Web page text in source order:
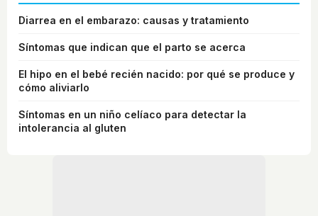
Diarrea en el embarazo: causas y tratamiento
Síntomas que indican que el parto se acerca
El hipo en el bebé recién nacido: por qué se produce y
cómo aliviarlo
Síntomas en un niño celíaco para detectar la
intolerancia al gluten